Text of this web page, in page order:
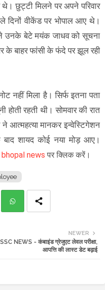
छुट्टी मिलने पर अपने परिवार
वीकेंड पर भोपाल आए थे।
ने उनके बेटे मयंक जाधव को सूचना
के बाहर फांसी के फंदे पर झूल रही
नहीं मिला है। सिर्फ इतना पता
रहती थी। सोमवार की रात
आत्महत्या मानकर इन्वेस्टिगेशन
बाद शायद कोई नया मोड़ आए।
bhopal news पर क्लिक करें।
ats
NEWER
SSC NEWS - कंबाइंड ग्रेजुएट लेवल परीक्षा,
आपत्ति की लास्ट डेट बढ़ाई